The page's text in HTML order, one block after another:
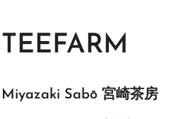
Beschattung
Labortests
Radioaktivität
TEEFARM
Miyazaki Sabō 宮崎茶房